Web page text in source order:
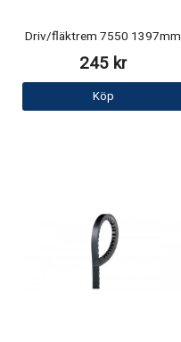
Driv/fläktrem 7550 1397mm
245 kr
Köp